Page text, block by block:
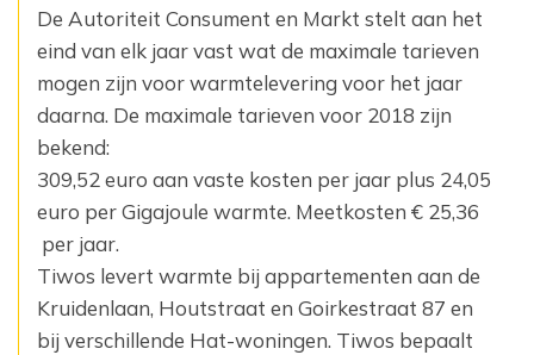
De Autoriteit Consument en Markt stelt aan het
eind van elk jaar vast wat de maximale tarieven
mogen zijn voor warmtelevering voor het jaar
daarna. De maximale tarieven voor 2018 zijn
bekend:
309,52 euro aan vaste kosten per jaar plus 24,05
euro per Gigajoule warmte. Meetkosten € 25,36
per jaar.
Tiwos levert warmte bij appartementen aan de
Kruidenlaan, Houtstraat en Goirkestraat 87 en
bij verschillende Hat-woningen. Tiwos bepaalt